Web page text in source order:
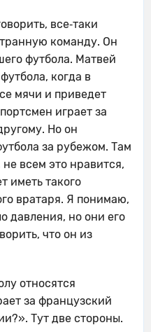
все‑таки
команду. Он
футбола. Матвей
когда в
мячи и приведет
играет за
Но он
за рубежом. Там
всем это нравится,
иметь такого
вратаря. Я понимаю,
давления, но они его
что он из
относятся
за французский
Тут две стороны.